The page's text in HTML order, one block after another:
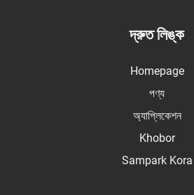
দ্রুত লিঙ্ক
Homepage
পণ্য
অ্যাপ্লিকেশন
Khobor
Sampark Kora